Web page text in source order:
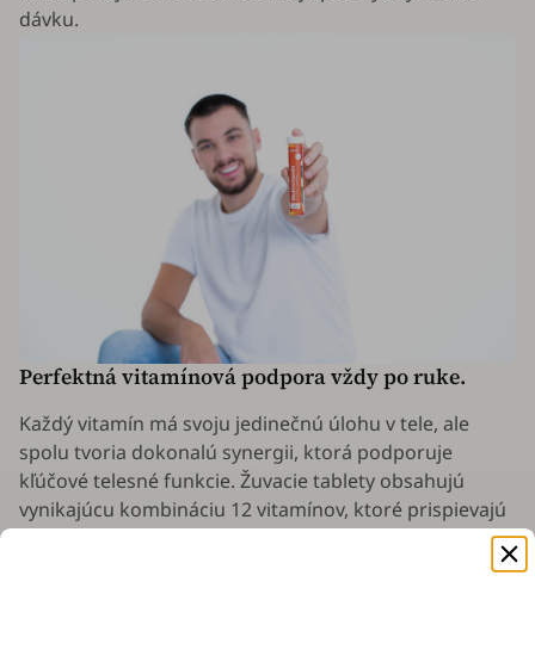
dávku.
Perfektná vitamínová podpora vždy po ruke.
Každý vitamín má svoju jedinečnú úlohu v tele, ale
spolu tvoria dokonalú synergii, ktorá podporuje
kľúčové telesné funkcie. Žuvacie tablety obsahujú
vynikajúcu kombináciu 12 vitamínov, ktoré prispievajú
Zníženiu únavy a vyčerpanosti (C, B2, B3, B5, B6, B9,